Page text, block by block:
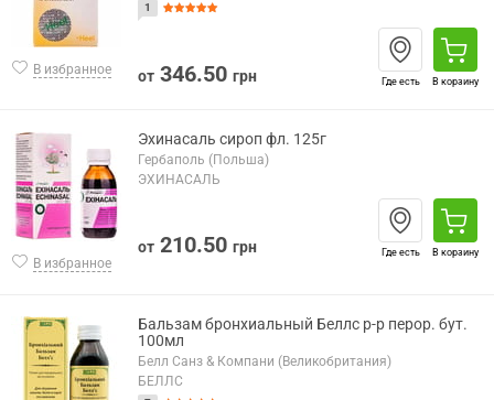
В избранное
1
от 346.50 грн Где есть В корзину
В избранное
Эхинасаль сироп фл. 125г
Гербаполь (Польша)
ЭХИНАСАЛЬ
от 210.50 грн Где есть В корзину
Бальзам бронхиальный Беллс р-р перор. бут.
100мл
Белл Санз & Компани (Великобритания)
БЕЛЛС